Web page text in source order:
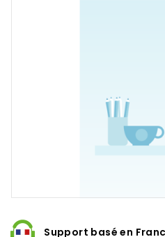
Support basé en